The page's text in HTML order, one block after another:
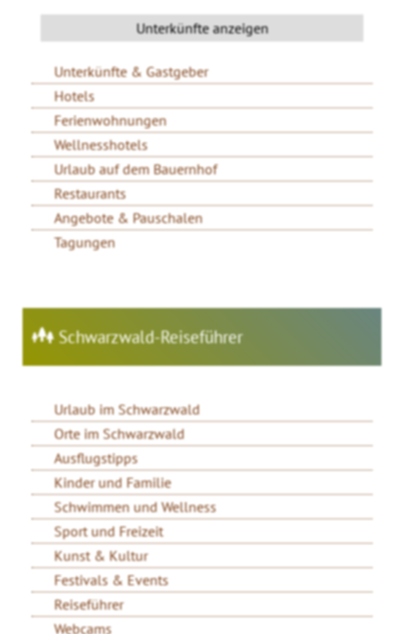
Unterkünfte & Gastgeber
Hotels
Ferienwohnungen
Wellnesshotels
Urlaub auf dem Bauernhof
Restaurants
Angebote & Pauschalen
Tagungen
Schwarzwald-Reiseführer
Urlaub im Schwarzwald
Orte im Schwarzwald
Ausflugstipps
Kinder und Familie
Schwimmen und Wellness
Sport und Freizeit
Kunst & Kultur
Festivals & Events
Reiseführer
Webcams